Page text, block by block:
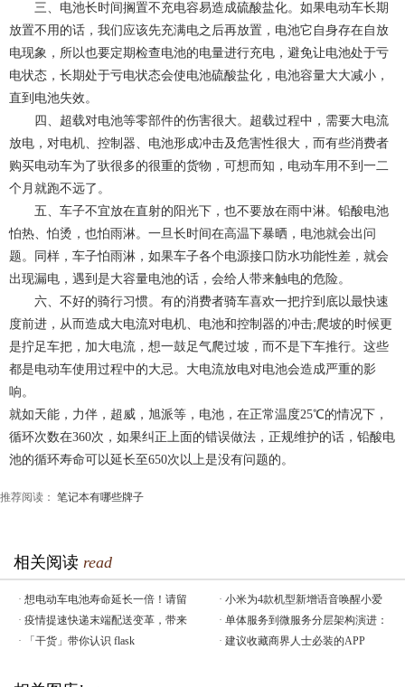
三、电池长时间搁置不充电容易造成硫酸盐化。如果电动车长期
放置不用的话，我们应该先充满电之后再放置，电池它自身存在自放
电现象，所以也要定期检查电池的电量进行充电，避免让电池处于亏
电状态，长期处于亏电状态会使电池硫酸盐化，电池容量大大减小，
直到电池失效。
四、超载对电池等零部件的伤害很大。超载过程中，需要大电流
放电，对电机、控制器、电池形成冲击及危害性很大，而有些消费者
购买电动车为了驮很多的很重的货物，可想而知，电动车用不到一二
个月就跑不远了。
五、车子不宜放在直射的阳光下，也不要放在雨中淋。铅酸电池
怕热、怕烫，也怕雨淋。一旦长时间在高温下暴晒，电池就会出问
题。同样，车子怕雨淋，如果车子各个电源接口防水功能性差，就会
出现漏电，遇到是大容量电池的话，会给人带来触电的危险。
六、不好的骑行习惯。有的消费者骑车喜欢一把拧到底以最快速
度前进，从而造成大电流对电机、电池和控制器的冲击;爬坡的时候更
是拧足车把，加大电流，想一鼓足气爬过坡，而不是下车推行。这些
都是电动车使用过程中的大忌。大电流放电对电池会造成严重的影
响。
就如天能，力伴，超威，旭派等，电池，在正常温度25℃的情况下，
循环次数在360次，如果纠正上面的错误做法，正规维护的话，铅酸电
池的循环寿命可以延长至650次以上是没有问题的。
推荐阅读： 笔记本有哪些牌子
相关阅读 read
· 想电动车电池寿命延长一倍！请留 · 小米为4款机型新增语音唤醒小爱
· 疫情提速快递末端配送变革，带来 · 单体服务到微服务分层架构演进：
·
「干货」带你认识 flask · 建议收藏商界人士必装的APP